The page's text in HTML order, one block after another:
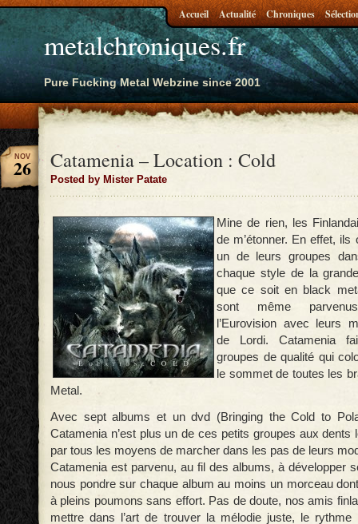
metalchroniques.fr
Pure Fucking Metal Webzine since 2001
Accueil Actualité Chroniques
Catamenia – Location : Cold
Posted by Mister Patate
NOV
26
Mine de rien, les
de m’étonner. En effet,
un de leurs groupes
chaque style de la
que ce soit en black
sont même
l’Eurovision avec leurs
de Lordi. Catamenia
groupes de qualité qui
le sommet de toutes les
Metal.
Avec sept albums et un dvd (Bringing the Cold to
Catamenia n’est plus un de ces petits groupes aux dents
par tous les moyens de marcher dans les pas de leurs
Catamenia est parvenu, au fil des albums, à développer
nous pondre sur chaque album au moins un morceau
à pleins poumons sans effort. Pas de doute, nos amis
mettre dans l’art de trouver la mélodie juste, le rythme